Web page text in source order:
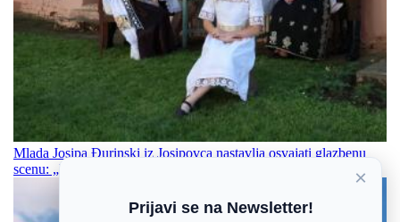
Mlada Josipa Đurinski iz Josipovca nastavlja osvajati glazbenu
scenu: „Ej ravnico“ nova je posveta Slavoniji
×
Prijavi se na Newsletter!